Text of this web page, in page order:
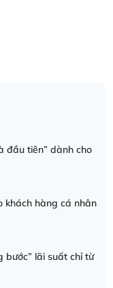
đầu tiên” dành cho
khách hàng cá nhân
bước” lãi suất chỉ từ